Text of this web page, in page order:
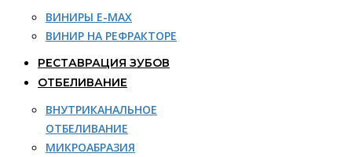
ВИНИРЫ E-MAX
ВИНИР НА РЕФРАКТОРЕ
РЕСТАВРАЦИЯ ЗУБОВ
ОТБЕЛИВАНИЕ
ВНУТРИКАНАЛЬНОЕ
ОТБЕЛИВАНИЕ
МИКРОАБРАЗИЯ